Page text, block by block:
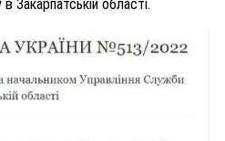
Закарпатській області.